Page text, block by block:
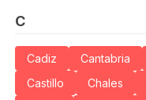
C
Cadiz Cantabria
Castillo
Chales